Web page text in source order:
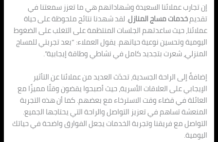
إن تجارب عملائنا السعيدة وشهاداتهم هي ما تعزز سمعتنا في
تقديمخدمات مساج المنازل. لقد شهدنا نتائج ملحوظة على حياة
عملائنا، حيث ساعدتهم الجلسات المنتظمة على التغلب على الضغوط
اليومية وتحسين نوعية حياتهم. يقول العملاء: “بعد تجربتي للمساج
المنزلي، شعرت بتجديد كامل في نشاطي وطاقة إيجابية”.
إضافةً إلى الراحة الجسدية، تحدّث العديد من عملائنا عن التأثير
الإيجابي على العلاقات الأسرية، حيث أصبحوا يقضون وقتًا مميزًا مع
العائلة في قضاء وقت الاسترخاء مع بعضهم. كما أن هذه التجربة
المنعشة تساهم في تعزيز التواصل والراحة التي يحتاجها الجميع.
التواصل مع فريقنا وتجربة الخدمات يجعل الفوارق واضحة في حياتك
اليومية.